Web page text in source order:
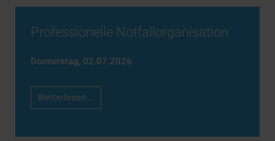
Professionelle Notfallorganisation
Donnerstag, 02.07.2026
Weiterlesen …
Notfallorganisation